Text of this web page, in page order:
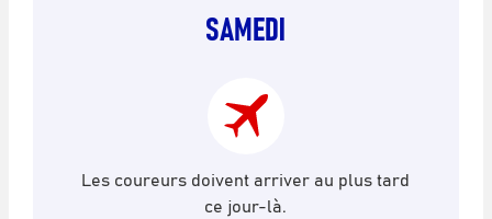
SAMEDI
Les coureurs doivent arriver au plus tard
ce jour-là.